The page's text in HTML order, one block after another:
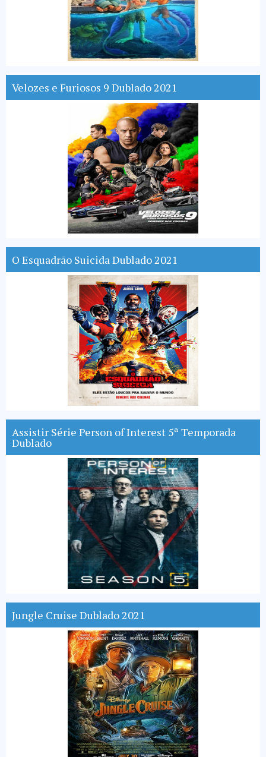
Velozes e Furiosos 9 Dublado 2021
O Esquadrão Suicida Dublado 2021
Assistir Série Person of Interest 5ª Temporada
Dublado
Jungle Cruise Dublado 2021